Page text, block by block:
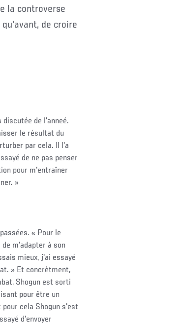
la controverse
de croire
de l'anneé.
le résultat du
par cela. Il l'a
de ne pas penser
pour m'entraîner
»
« Pour le
m'adapter à son
mieux, j'ai essayé
» Et concrètment,
Shogun est sorti
pour être un
cela Shogun s'est
d'envoyer